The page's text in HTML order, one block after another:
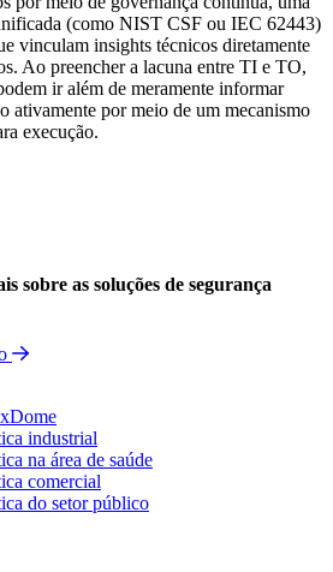
(como NIST CSF ou IEC 62443)
vinculam insights técnicos diretamente
Ao preencher a lacuna entre TI e TO,
ir além de meramente informar
ativamente por meio de um mecanismo
execução.
sobre as soluções de segurança
industrial
na área de saúde
comercial
do setor público